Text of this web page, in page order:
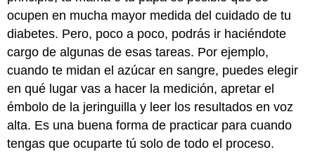
ocupen en mucha mayor medida del cuidado de tu
diabetes. Pero, poco a poco, podrás ir haciéndote
cargo de algunas de esas tareas. Por ejemplo,
cuando te midan el azúcar en sangre, puedes elegir
en qué lugar vas a hacer la medición, apretar el
émbolo de la jeringuilla y leer los resultados en voz
alta. Es una buena forma de practicar para cuando
tengas que ocuparte tú solo de todo el proceso.